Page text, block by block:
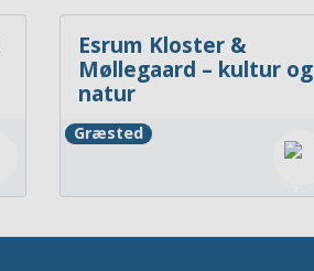
Esrum Kloster &
Møllegaard – kultur og
natur
Græsted